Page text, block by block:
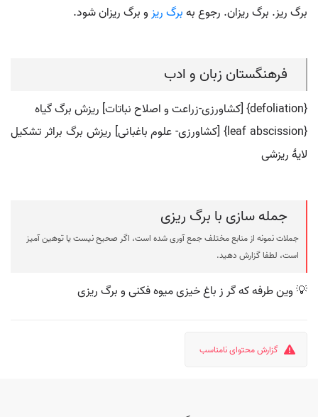
برگ ریز. برگ ریزان. رجوع بهبرگ ریزو برگ ریزان شود.
فرهنگستان زبان و ادب
{defoliation} [کشاورزی-زراعت و اصلاح نباتات] ریزش برگ گیاه
{leaf abscission} [کشاورزی- علوم باغبانی] ریزش برگ براثر تشکیل
لایۀ ریزشی
جمله سازی با برگ ریزی
جملات نمونه از منابع مختلف جمع آوری شده است، اگر صحیح نیست یا توهین آمیز
است، لطفا گزارش دهید.
💡 وین طرفه که گر ز باغ خیزی میوه فکنی و برگ ریزی
گزارش محتوای نامناسب